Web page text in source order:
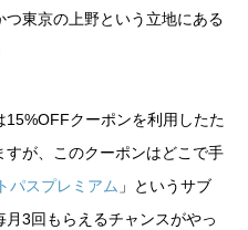
東京の上野という立地にある
15%OFFクーポンを利用したた
が、このクーポンはどこで手
パスプレミアム 」というサブ
3回もらえるチャンスがやっ